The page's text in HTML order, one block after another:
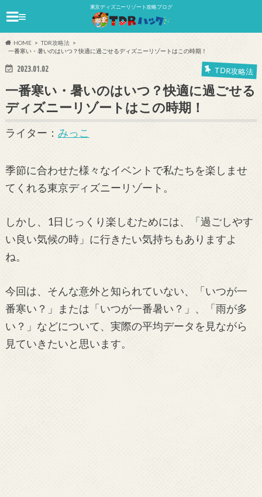
東京ディズニーリゾート攻略ブログ
≡
HOME
TDR攻略法
一番寒い・暑いのはいつ？快適に過ごせるディズニーリゾートはこの時期！
2023.01.02 TDR攻略法
一番寒い・暑いのはいつ？快適に過ごせる
ディズニーリゾートはこの時期！
ライター： みっこ
季節に合わせた様々なイベントで私たちを楽しませ
てくれる東京ディズニーリゾート。
しかし、1日じっくり楽しむためには、「過ごしやす
い良い気候の時」に行きたい気持ちもありますよ
ね。
今回は、そんな意外と知られていない、「いつが一
番寒い？」または「いつが一番暑い？」、「雨が多
い？」などについて、実際の平均データを見ながら
見ていきたいと思います。